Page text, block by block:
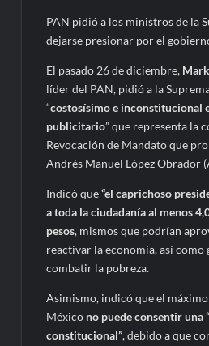
PAN pidió a los ministros de la
dejarse presionar por el
El pasado 26 de diciembre,
líder del PAN, pidió a la
“costosísimo e inconstitucional
publicitario” que representa la
Revocación de Mandato que
Andrés Manuel López Obrador
Indicó que“el caprichoso
a toda la ciudadanía al menos
pesos, mismos que podrían
reactivar la economía, así como
combatir la pobreza.
Asimismo, indicó que el
México no puede consentir una
constitucional”, debido a que